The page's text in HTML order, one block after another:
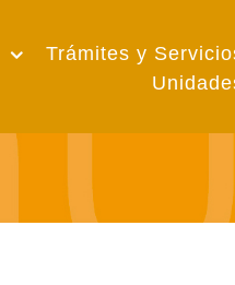
Trámites y